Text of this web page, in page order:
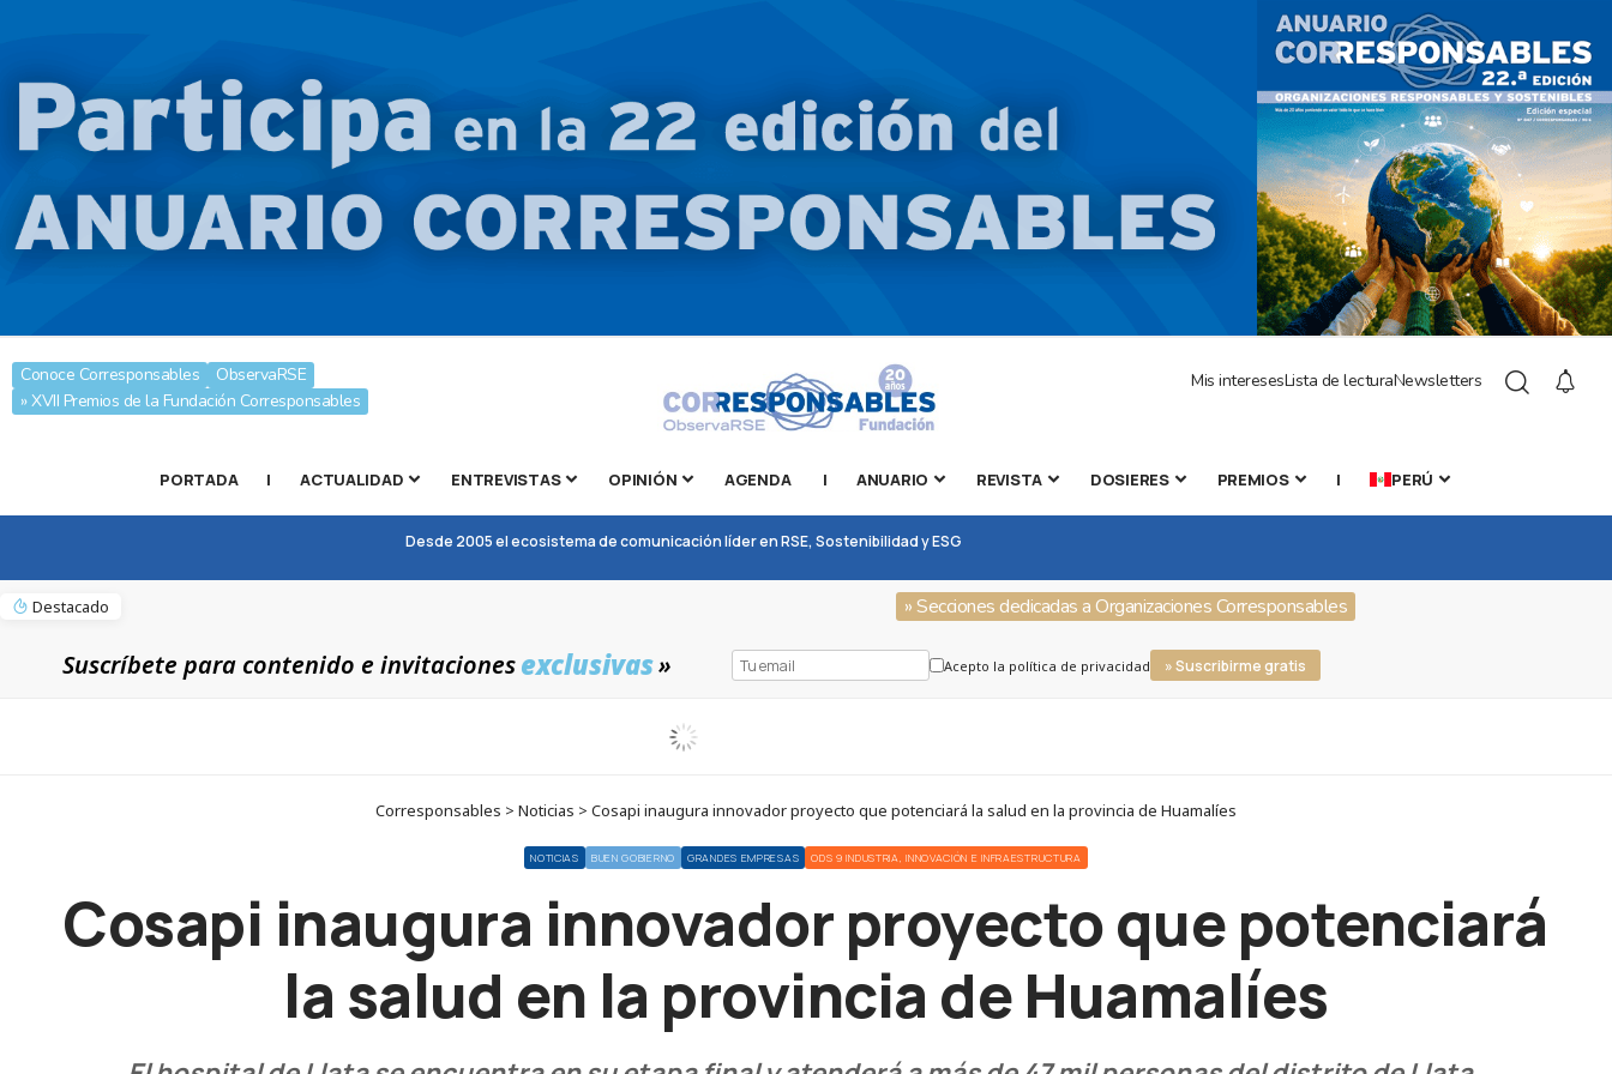
Conoce Corresponsables
ObservaRSE
» XVII Premios de la Fundación Corresponsables
Mis interesesLista de lecturaNewsletters
PORTADA | ACTUALIDAD ENTREVISTAS OPINIÓN AGENDA | ANUARIO REVISTA DOSIERES PREMIOS | PERÚ
Desde 2005 el ecosistema de comunicación líder en RSE, Sostenibilidad y ESG
Destacado » Secciones dedicadas a Organizaciones Corresponsables
Suscríbete para contenido e invitacionesexclusivas» Acepto la política de privacidad » Suscribirme gratis
Corresponsables > Noticias > Cosapi inaugura innovador proyecto que potenciará la salud en la provincia de Huamalíes
NOTICIAS BUEN GOBIERNO GRANDES EMPRESAS ODS 9 INDUSTRIA, INNOVACIÓN E INFRAESTRUCTURA
Cosapi inaugura innovador proyecto que potenciará
la salud en la provincia de Huamalíes